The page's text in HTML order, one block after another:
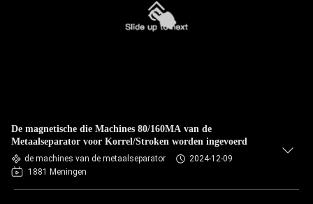
De magnetische die Machines 80/160MA van de
Metaalseparator voor Korrel/Stroken worden ingevoerd
de machines van de metaalseparator
2024-12-09
1881 Meningen